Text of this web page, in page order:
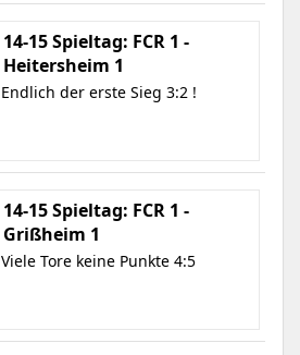
14-15 Spieltag: FCR 1 -
Heitersheim 1
Endlich der erste Sieg 3:2 !
14-15 Spieltag: FCR 1 -
Grißheim 1
Viele Tore keine Punkte 4:5